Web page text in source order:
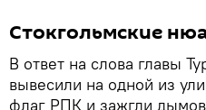
Стокгольмские
В ответ на слова главы
вывесили на одной из
флаг РПК и зажгли